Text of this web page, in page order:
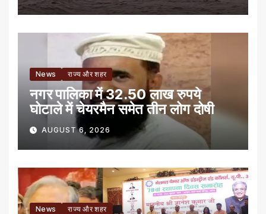
News राज्य और शहर
नगर पालिका में 32.50 लाख रुपये
घोटाले में चेयरमैन समेत तीन लोग दोषी
AUGUST 6, 2026
News राज्य और शहर